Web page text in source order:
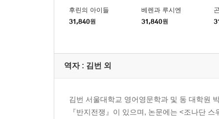
7. 헬름협곡
8. 아이센가드로 가는 길
10. 사루만의 목소리
11. 천리안 판란티르
1. 스메아골 길들이기
후린의 아이들
31,840원
베렌과 루시엔
31,840원
역자 : 김번 외
김번 서울대학교 영어영문학과 및 동 대학원
『반지전쟁』이 있으며, 논문에는 <조나단